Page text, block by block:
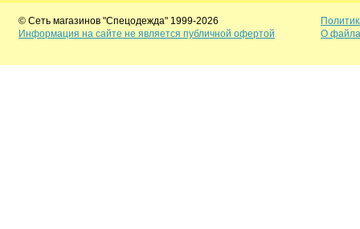
© Сеть магазинов "Спецодежда" 1999-2026
Информация на сайте не является публичной офертой
О